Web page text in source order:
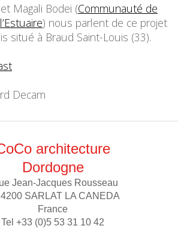
Magali Bodei (Communauté de
) nous parlent de ce projet
situé à Braud Saint-Louis (33).
Decam
architecture
Dordogne
Jean-Jacques Rousseau
SARLAT LA CANEDA
France
Tel +33 (0)5 53 31 10 42